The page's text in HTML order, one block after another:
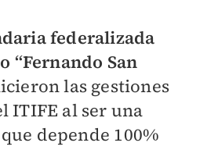
federalizada
“Fernando San
las gestiones
ITIFE al ser una
depende 100%